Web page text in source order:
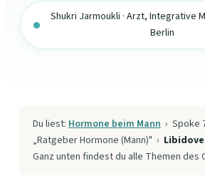
Shukri Jarmoukli · Arzt, Integrative
Berlin
Du liest: Hormone beim Mann › Spoke
„Ratgeber Hormone (Mann)" ›
Ganz unten findest du alle Themen des